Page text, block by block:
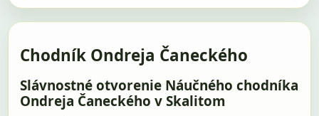
Chodník Ondreja Čaneckého
Slávnostné otvorenie Náučného chodníka
Ondreja Čaneckého v Skalitom